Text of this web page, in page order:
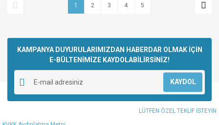
1 2 3 4 5
KAMPANYA DUYURULARIMIZDAN HABERDAR OLMAK İÇİN
E-BÜLTENİMİZE KAYDOLABİLİRSİNİZ!
KAYDOL
LÜTFEN ÖZEL TEKLİF İSTEYİN